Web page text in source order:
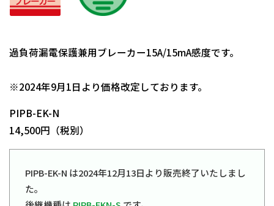
過負荷漏電保護兼用ブレーカー15A/15mA感度です。
※2024年9月1日より価格改定しております。
PIPB-EK-N
14,500円（税別）
PIPB-EK-N は2024年12月13日より販売終了いたしまし
た。